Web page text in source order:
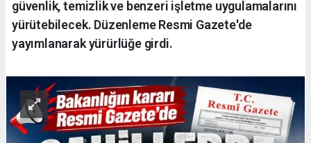
güvenlik, temizlik ve benzeri işletme uygulamalarını
yürütebilecek. Düzenleme Resmi Gazete'de
yayımlanarak yürürlüğe girdi.